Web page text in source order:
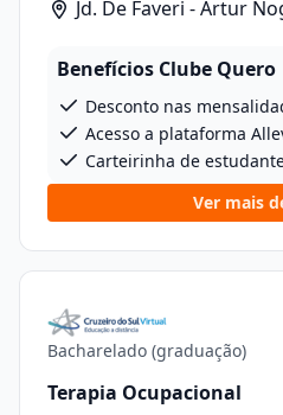
Jd. De Faveri - Artur
Benefícios Clube Quero
Desconto nas
Acesso a plataforma
Carteirinha de
Ver mais
Bacharelado (graduação)
Terapia Ocupacional